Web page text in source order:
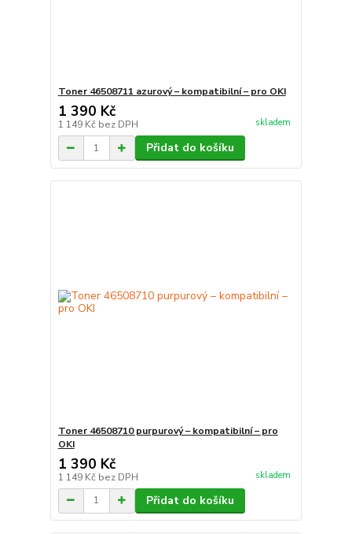
Toner 46508711 azurový – kompatibilní – pro OKI
1 390 Kč
1 149 Kč bez DPH skladem
Přidat do košíku
Toner 46508710 purpurový – kompatibilní – pro
OKI
1 390 Kč
1 149 Kč bez DPH skladem
Přidat do košíku